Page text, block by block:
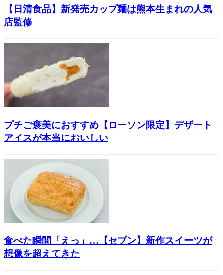
【日清食品】新発売カップ麺は熊本生まれの人気
店監修
プチご褒美におすすめ【ローソン限定】デザート
アイスが本当においしい
食べた瞬間「えっ」…【セブン】新作スイーツが
想像を超えてきた